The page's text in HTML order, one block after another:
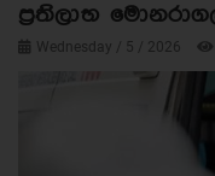
ප්‍රතිලාභ
Wednesday / 5 / 2026